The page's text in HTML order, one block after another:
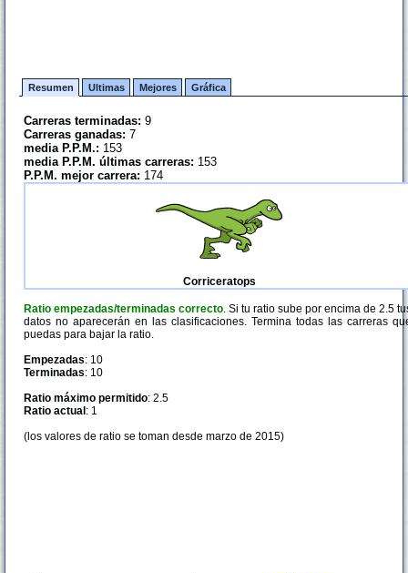
Resumen Ultimas Mejores Gráfica
Carreras terminadas: 9
Carreras ganadas: 7
media P.P.M.: 153
media P.P.M. últimas carreras: 153
P.P.M. mejor carrera: 174
Corriceratops
Ratio empezadas/terminadas correcto. Si tu ratio sube por encima de 2.5
datos no aparecerán en las clasificaciones. Termina todas las carreras
puedas para bajar la ratio.
Empezadas: 10
Terminadas: 10
Ratio máximo permitido: 2.5
Ratio actual : 1
(los valores de ratio se toman desde marzo de 2015)